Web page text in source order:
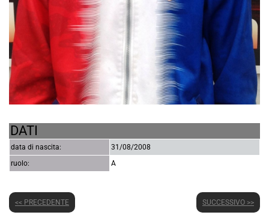
DATI
data di nascita:
31/08/2008
ruolo:
A
<< PRECEDENTE SUCCESSIVO >>